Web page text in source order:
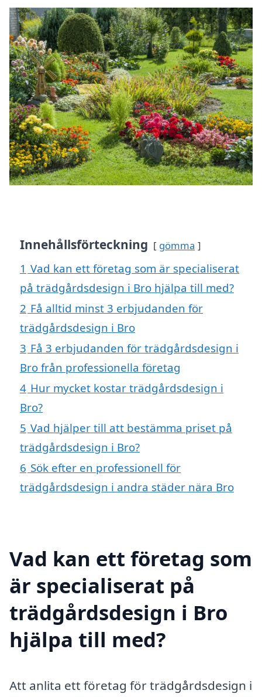
Innehållsförteckning gömma
1 Vad kan ett företag som är specialiserat
på trädgårdsdesign i Bro hjälpa till med?
2 Få alltid minst 3 erbjudanden för
trädgårdsdesign i Bro
3 Få 3 erbjudanden för trädgårdsdesign i
Bro från professionella företag
4 Hur mycket kostar trädgårdsdesign i
Bro?
5 Vad hjälper till att bestämma priset på
trädgårdsdesign i Bro?
6 Sök efter en professionell för
trädgårdsdesign i andra städer nära Bro
Vad kan ett företag som
är specialiserat på
trädgårdsdesign i Bro
hjälpa till med?
Att anlita ett företag för trädgårdsdesign i